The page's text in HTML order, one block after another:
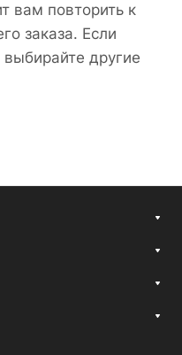
вам повторить к
заказа. Если
другие